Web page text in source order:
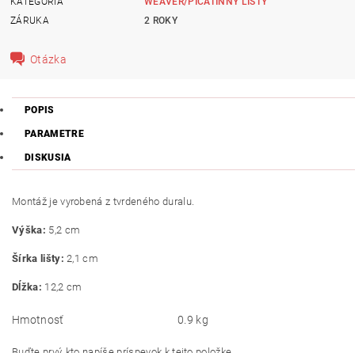
ZÁRUKA
2 ROKY
Otázka
POPIS
PARAMETRE
DISKUSIA
Montáž je vyrobená z tvrdeného duralu.
Výška: 5,2 cm
Šírka lišty: 2,1 cm
Dĺžka: 12,2 cm
Hmotnosť 0.9 kg